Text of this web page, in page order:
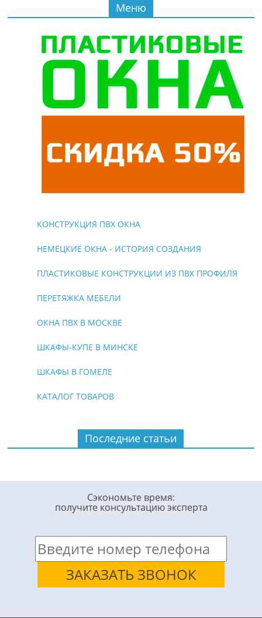
Меню
КОНСТРУКЦИЯ ПВХ ОКНА
НЕМЕЦКИЕ ОКНА - ИСТОРИЯ СОЗДАНИЯ
ПЛАСТИКОВЫЕ КОНСТРУКЦИИ ИЗ ПВХ ПРОФИЛЯ
ПЕРЕТЯЖКА МЕБЕЛИ
ОКНА ПВХ В МОСКВЕ
ШКАФЫ-КУПЕ В МИНСКЕ
ШКАФЫ В ГОМЕЛЕ
КАТАЛОГ ТОВАРОВ
Последние статьи
Сэкономьте время:
получите консультацию эксперта